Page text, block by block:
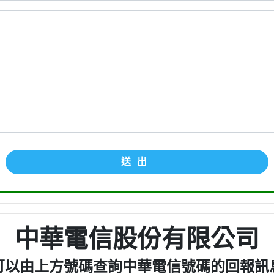
送出
中華電信股份有限公司
以由上方號碼查詢中華電信號碼的回報訊